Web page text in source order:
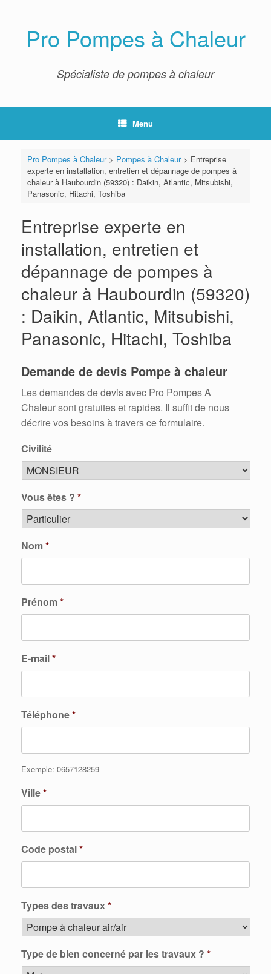
Pro Pompes à Chaleur
Spécialiste de pompes à chaleur
Menu
Pro Pompes à Chaleur> Pompes à Chaleur> Entreprise
experte en installation, entretien et dépannage de pompes à
chaleur à Haubourdin (59320) : Daikin, Atlantic, Mitsubishi,
Panasonic, Hitachi, Toshiba
Entreprise experte en
installation, entretien et
dépannage de pompes à
chaleur à Haubourdin (59320)
: Daikin, Atlantic, Mitsubishi,
Panasonic, Hitachi, Toshiba
Demande de devis Pompe à chaleur
Les demandes de devis avec Pro Pompes A
Chaleur sont gratuites et rapides. Il suffit de nous
décrire vos besoins à travers ce formulaire.
Civilité
Vous êtes ? *
Nom*
Prénom*
E-mail*
Téléphone*
Exemple: 0657128259
Ville*
Code postal*
Types des travaux*
Type de bien concerné par les travaux ? *